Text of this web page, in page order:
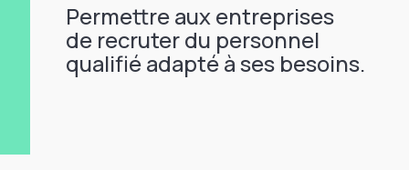
Permettre aux entreprises
de recruter du personnel
qualifié adapté à ses besoins.